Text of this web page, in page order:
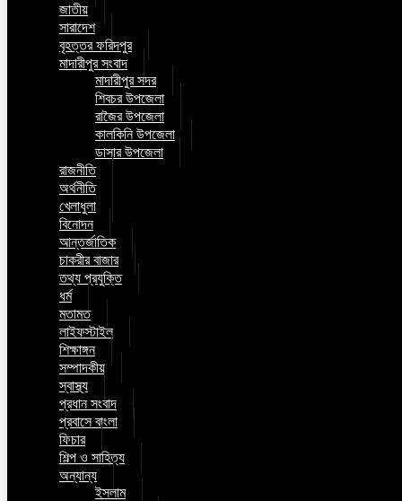
জাতীয়
সারাদেশ
বৃহত্তর ফরিদপুর
মাদারীপুর সংবাদ
মাদারীপুর সদর
শিবচর উপজেলা
রাজৈর উপজেলা
কালকিনি উপজেলা
ডাসার উপজেলা
রাজনীতি
অর্থনীতি
খেলাধুলা
বিনোদন
আন্তর্জাতিক
চাকরীর বাজার
তথ্য প্রযুক্তি
ধর্ম
মতামত
লাইফস্টাইল
শিক্ষাঙ্গন
সম্পাদকীয়
স্বাস্থ্য
প্রধান সংবাদ
প্রবাসে বাংলা
ফিচার
শিল্প ও সাহিত্য
অন্যান্য
ইসলাম